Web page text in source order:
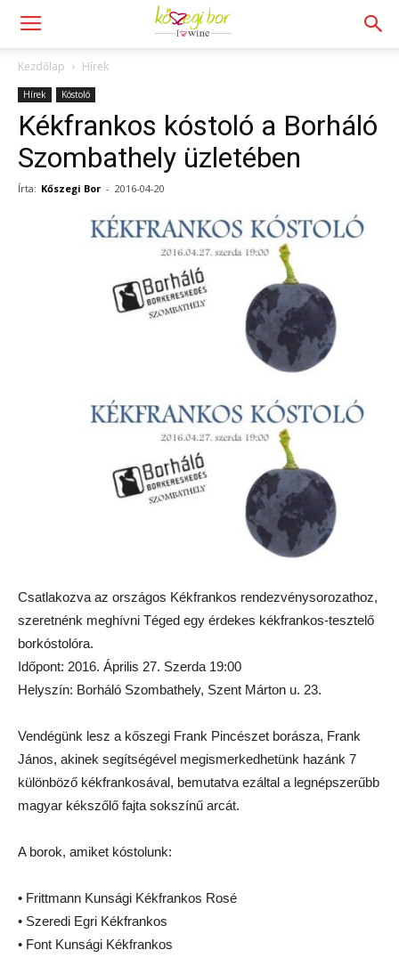
Kezdőlap Hírek
Hírek Kóstoló
Kékfrankos kóstoló a Borháló
Szombathely üzletében
Írta: Kőszegi Bor - 2016-04-20
Csatlakozva az országos Kékfrankos rendezvénysorozathoz,
szeretnénk meghívni Téged egy érdekes kékfrankos-tesztelő
borkóstolóra.
Időpont: 2016. Április 27. Szerda 19:00
Helyszín: Borháló Szombathely, Szent Márton u. 23.
Vendégünk lesz a kőszegi Frank Pincészet borásza, Frank
János, akinek segítségével megismerkedhetünk hazánk 7
különböző kékfrankosával, bemutatva ezáltal a legnépszerűbb
magyar kékszőlő fajta sokszínű arcát.
A borok, amiket kóstolunk:
• Frittmann Kunsági Kékfrankos Rosé
• Szeredi Egri Kékfrankos
• Font Kunsági Kékfrankos